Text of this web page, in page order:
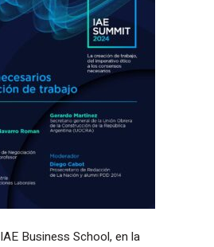
Business School, en la